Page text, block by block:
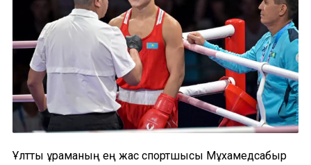
Ұлттық құраманың ең жас спортшысы Мұхамедсабыр